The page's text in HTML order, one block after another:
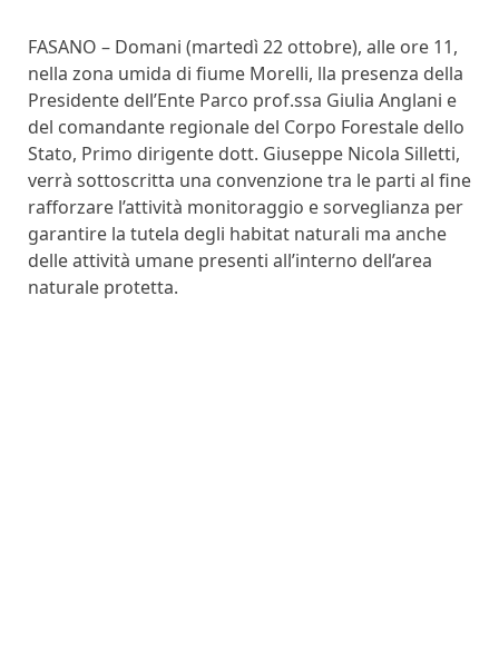
FASANO – Domani (martedì 22 ottobre), alle ore 11,
nella zona umida di fiume Morelli, lla presenza della
Presidente dell’Ente Parco prof.ssa Giulia Anglani e
del comandante regionale del Corpo Forestale dello
Stato, Primo dirigente dott. Giuseppe Nicola Silletti,
verrà sottoscritta una convenzione tra le parti al fine
rafforzare l’attività monitoraggio e sorveglianza per
garantire la tutela degli habitat naturali ma anche
delle attività umane presenti all’interno dell’area
naturale protetta.